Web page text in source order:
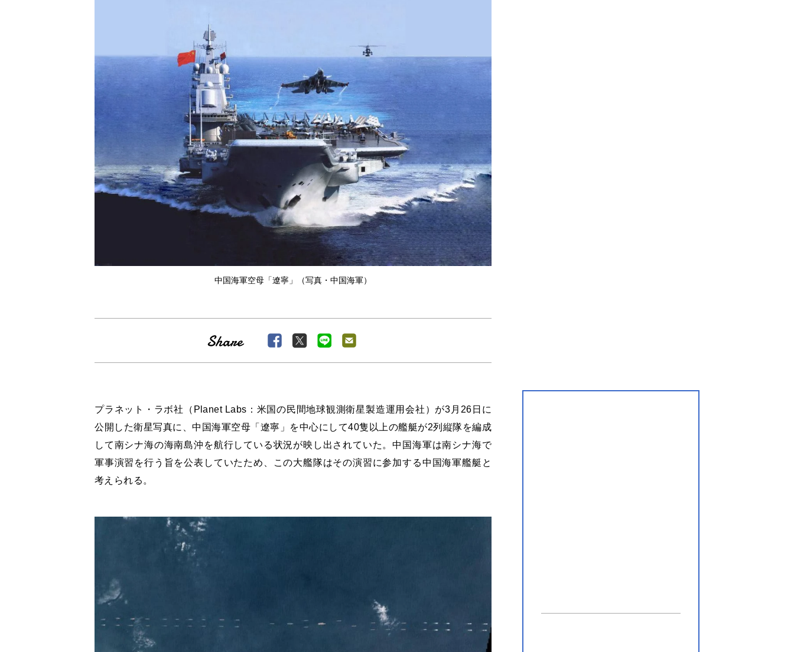
中国海軍空母「遼寧」（写真・中国海軍）
プラネット・ラボ社（Planet Labs：米国の民間地球観測衛星製造運用会社）が3月26日に
公開した衛星写真に、中国海軍空母「遼寧」を中心にして40隻以上の艦艇が2列縦隊を編成
して南シナ海の海南島沖を航行している状況が映し出されていた。中国海軍は南シナ海で
軍事演習を行う旨を公表していたため、この大艦隊はその演習に参加する中国海軍艦艇と
考えられる。